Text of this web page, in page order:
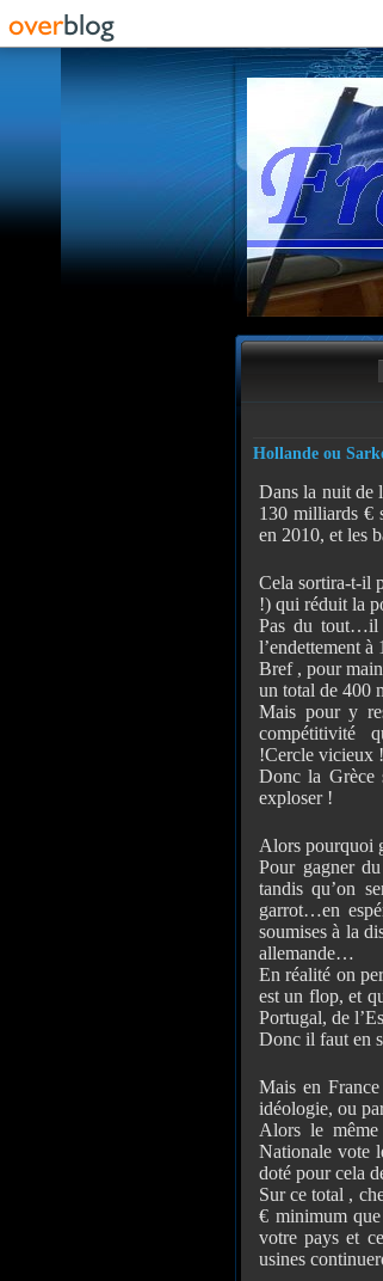
Hollande ou
Dans la nuit de
130 milliards €
en 2010, et les
Cela sortira-t-il
!) qui réduit la
Pas du tout…il
l’endettement
Bref , pour
un total de 400
Mais pour y
compétitivité
!Cercle vicieux !
Donc la Grèce
exploser !
Alors pourquoi
Pour gagner
tandis qu’on
garrot…en
soumises à la
allemande…
En réalité on
est un flop, et
Portugal, de
Donc il faut en
Mais en
idéologie, ou
Alors le
Nationale vote
doté pour cela
Sur ce total ,
€ minimum
votre pays et
usines